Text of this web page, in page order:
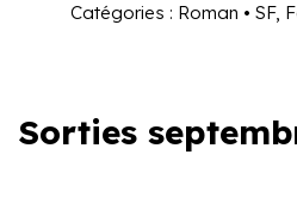
Catégories : Roman • SF,
Sorties